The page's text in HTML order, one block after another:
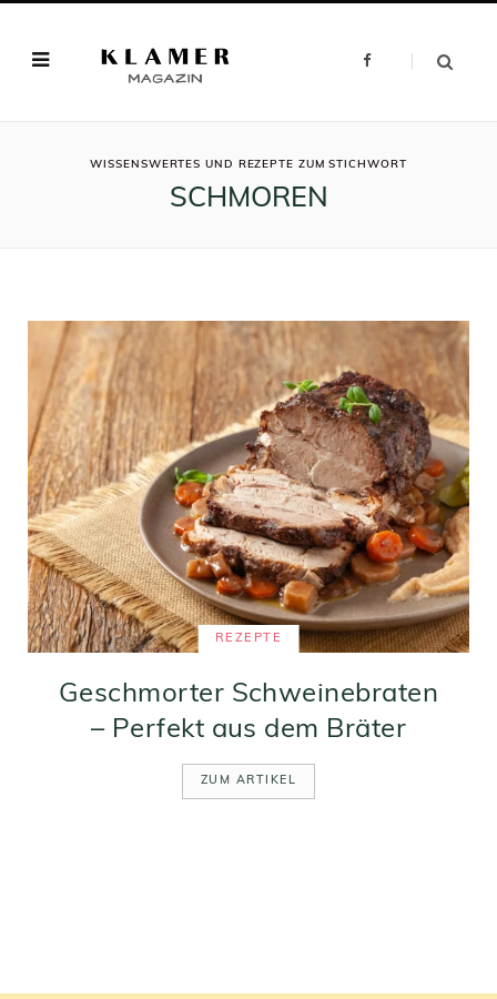
F
k
WISSENSWERTES UND REZEPTE ZUM STICHWORT
SCHMOREN
REZEPTE
Geschmorter Schweinebraten
– Perfekt aus dem Bräter
ZUM ARTIKEL